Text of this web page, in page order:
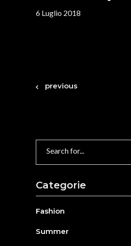
6 Luglio 2018
previous
Categorie
Fashion
Summer